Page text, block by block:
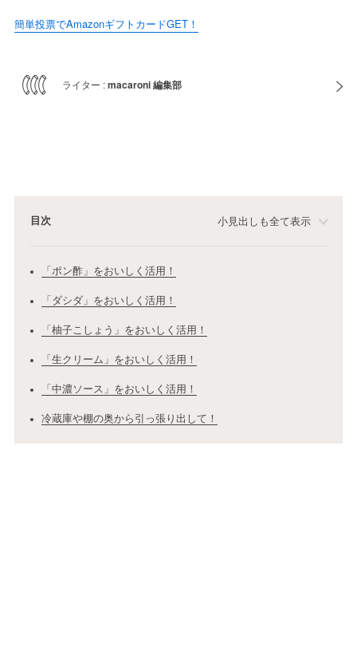
簡単投票でAmazonギフトカードGET！
ライター :macaroni 編集部
目次 小見出しも全て表示
「ポン酢」をおいしく活用！
「ダシダ」をおいしく活用！
「柚子こしょう」をおいしく活用！
「生クリーム」をおいしく活用！
「中濃ソース」をおいしく活用！
冷蔵庫や棚の奥から引っ張り出して！